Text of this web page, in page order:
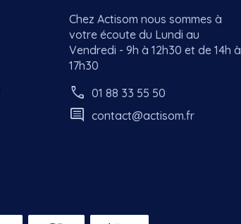
Chez Actisom nous sommes à
votre écoute du Lundi au
Vendredi - 9h à 12h30 et de 14h à
17h30
call 01 88 33 55 50
comment contact@actisom.fr